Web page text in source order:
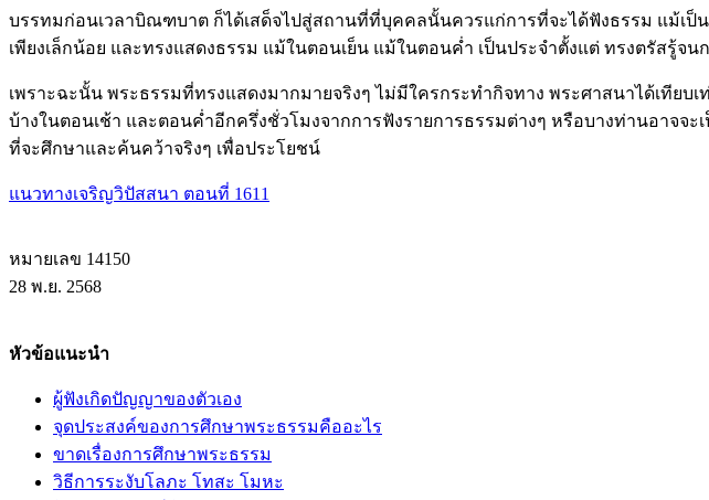
บรรทมก่อนเวลาบิณฑบาต ก็ได้เสด็จไปสู่สถานที่ที่บุคคลนั้นควรแก่การที่จะได้ฟังธรรม แม้เ
เพียงเล็กน้อย และทรงแสดงธรรม แม้ในตอนเย็น แม้ในตอนค่ำ เป็นประจำตั้งแต่ ทรงตรัสรู้จ
เพราะฉะนั้น พระธรรมที่ทรงแสดงมากมายจริงๆ ไม่มีใครกระทำกิจทาง พระศาสนาได้เทีย
บ้างในตอนเช้า และตอนค่ำอีกครึ่งชั่วโมงจากการฟังรายการธรรมต่างๆ หรือบางท่านอาจจ
ที่จะศึกษาและค้นคว้าจริงๆ เพื่อประโยชน์
แนวทางเจริญวิปัสสนา ตอนที่ 1611
หมายเลข 14150
28 พ.ย. 2568
หัวข้อแนะนำ
ผู้ฟังเกิดปัญญาของตัวเอง
จุดประสงค์ของการศึกษาพระธรรมคืออะไร
ขาดเรื่องการศึกษาพระธรรม
วิธีการระงับโลภะ โทสะ โมหะ